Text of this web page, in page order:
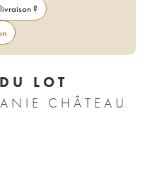
?
LOT
CHÂTEAU